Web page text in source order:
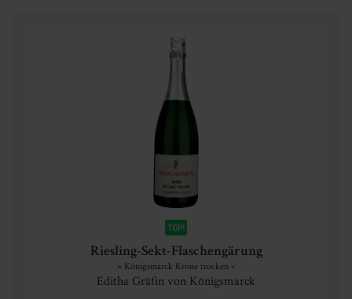
Riesling-Sekt-Flaschengärung
» Königsmarck Krone trocken «
Editha Gräfin von Königsmarck